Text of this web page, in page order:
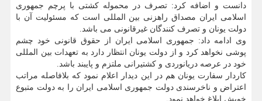
دانست و اضافه کرد: تصرف در محموله کشتی با پرچم جمهوری
اسلامی ایران مصداق راهزنی بین المللی است که مسئولیت آن با
دولت یونان و تصرف کنندگان غیرقانونی می باشد.
وی ادامه داد: جمهوری اسلامی ایران از حقوق قانونی خود چشم
پوشی نخواهد کرد و از دولت یونان انتظار دارد به تعهدات بین المللی
خود در عرصه دریانوردی و کشتیرانی ملتزم و پایبند باشد.
کاردار سفارت یونان هم در این دیدار اعلام نمود که بلافاصله مراتب
اعتراض و ناخرسندی دولت جمهوری اسلامی ایران را به دولت متبوع
خویش ابلاغ خواهد نمود.